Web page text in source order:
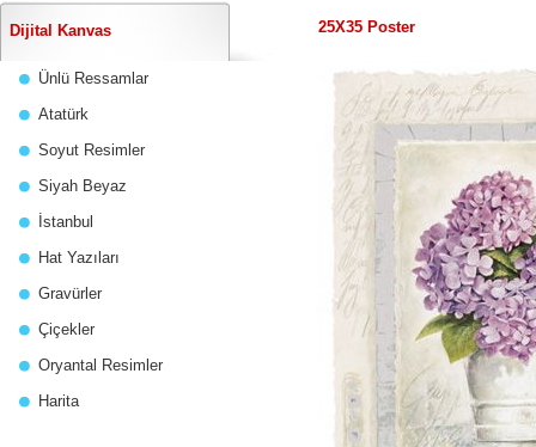
Dijital Kanvas
Ünlü Ressamlar
Atatürk
Soyut Resimler
Siyah Beyaz
İstanbul
Hat Yazıları
Gravürler
Çiçekler
Oryantal Resimler
Harita
25X35 Poster